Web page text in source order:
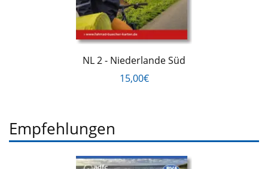
NL 2 - Niederlande Süd
15,00€
Empfehlungen